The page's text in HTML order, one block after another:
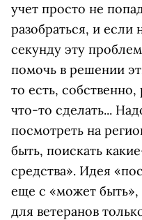
учет просто не
разобраться, и
секунду эту
помочь в решении
то есть,
что-то сделать...
посмотреть на
быть, поискать
средства». Идея
еще с «может
для ветеранов